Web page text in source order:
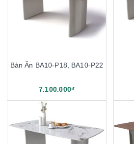
Bàn Ăn BA10-P18, BA10-P22
7.100.000₫